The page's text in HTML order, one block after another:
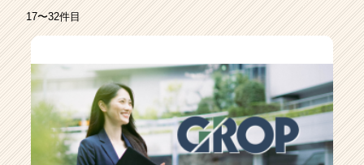
カ
ト
が
届
く
就
活
17〜32件目